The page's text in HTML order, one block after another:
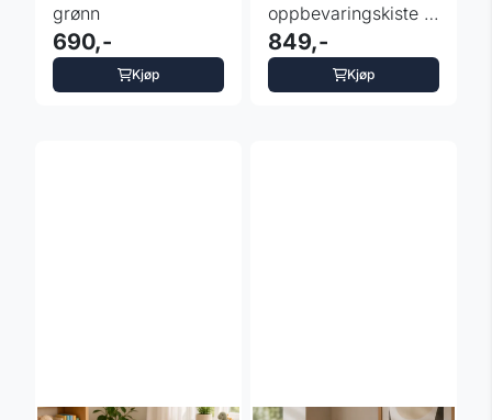
grønn
690,-
Kjøp
oppbevaringskiste -
Terrazzo
849,-
Kjøp